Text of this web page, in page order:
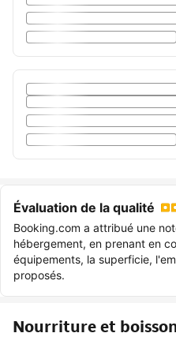
Évaluation de la qualité
Booking.com a attribué une
hébergement, en prenant en
équipements, la superficie,
proposés.
Nourriture et